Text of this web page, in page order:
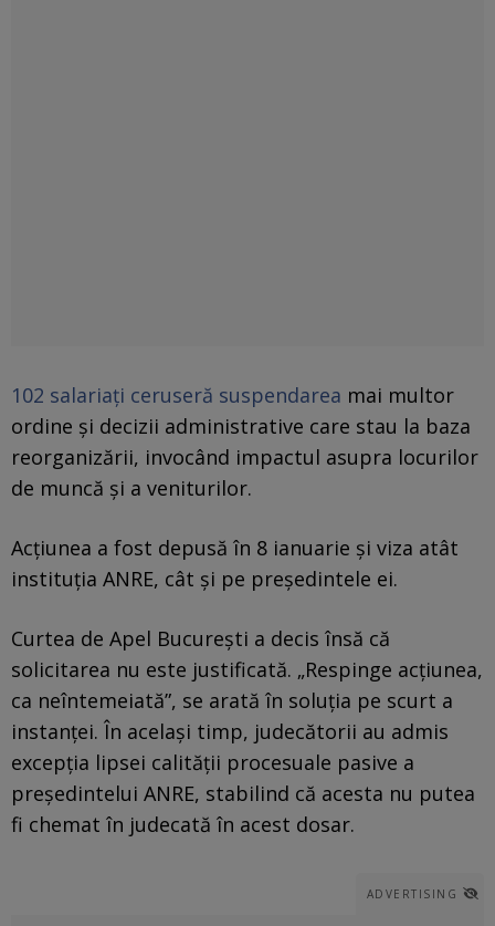
102 salariați ceruseră suspendarea mai multor
ordine și decizii administrative care stau la baza
reorganizării, invocând impactul asupra locurilor
de muncă și a veniturilor.
Acțiunea a fost depusă în 8 ianuarie și viza atât
instituţia ANRE, cât și pe președintele ei.
Curtea de Apel București a decis însă că
solicitarea nu este justificată. „Respinge acțiunea,
ca neîntemeiată”, se arată în soluția pe scurt a
instanței. În același timp, judecătorii au admis
excepția lipsei calității procesuale pasive a
președintelui ANRE, stabilind că acesta nu putea
fi chemat în judecată în acest dosar.
ADVERTISING